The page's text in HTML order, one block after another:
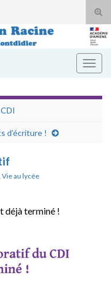
d’écriture !
Vie au lycée
déjà terminé !